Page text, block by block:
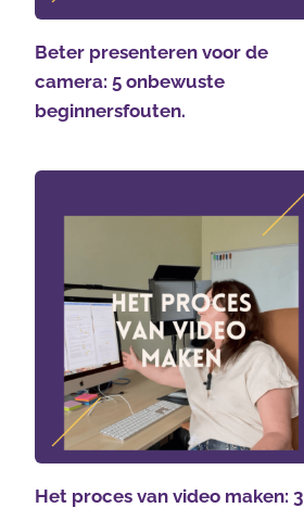
Beter presenteren voor de
camera: 5 onbewuste
beginnersfouten.
Het proces van video maken: 3